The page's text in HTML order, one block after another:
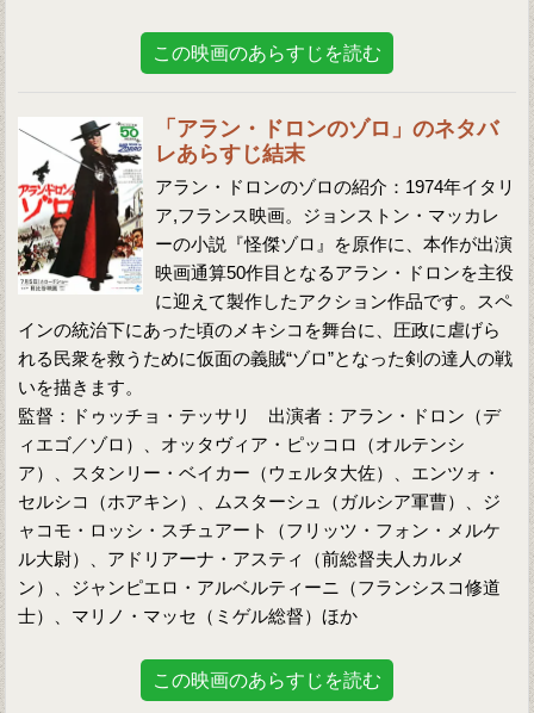
この映画のあらすじを読む
「アラン・ドロンのゾロ」のネタバ
レあらすじ結末
アラン・ドロンのゾロの紹介：1974年イタリ
ア,フランス映画。ジョンストン・マッカレ
ーの小説『怪傑ゾロ』を原作に、本作が出演
映画通算50作目となるアラン・ドロンを主役
に迎えて製作したアクション作品です。スペ
インの統治下にあった頃のメキシコを舞台に、圧政に虐げら
れる民衆を救うために仮面の義賊“ゾロ”となった剣の達人の戦
いを描きます。
監督：ドゥッチョ・テッサリ 出演者：アラン・ドロン（デ
ィエゴ／ゾロ）、オッタヴィア・ピッコロ（オルテンシ
ア）、スタンリー・ベイカー（ウェルタ大佐）、エンツォ・
セルシコ（ホアキン）、ムスターシュ（ガルシア軍曹）、ジ
ャコモ・ロッシ・スチュアート（フリッツ・フォン・メルケ
ル大尉）、アドリアーナ・アスティ（前総督夫人カルメ
ン）、ジャンピエロ・アルベルティーニ（フランシスコ修道
士）、マリノ・マッセ（ミゲル総督）ほか
この映画のあらすじを読む